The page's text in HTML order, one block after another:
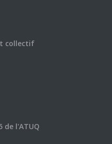
collectif
de l'ATUQ